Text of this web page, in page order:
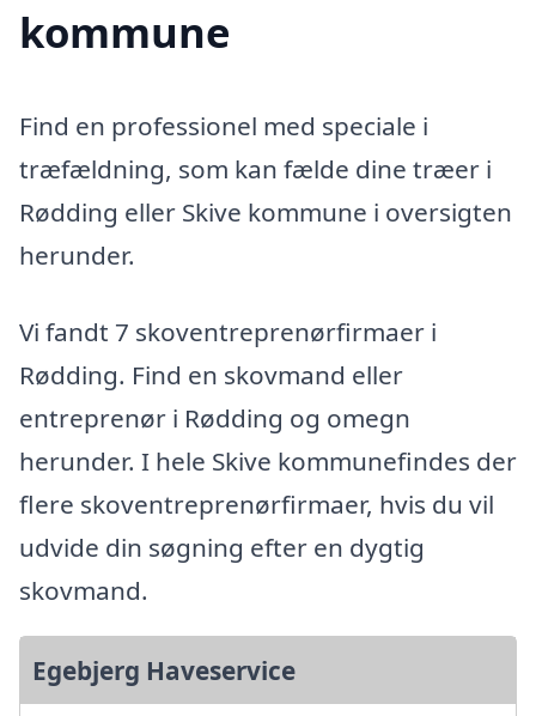
kommune
Find en professionel med speciale i
træfældning, som kan fælde dine træer i
Rødding eller Skive kommune i oversigten
herunder.
Vi fandt 7 skoventreprenørfirmaer i
Rødding. Find en skovmand eller
entreprenør i Rødding og omegn
herunder. I hele Skive kommunefindes der
flere skoventreprenørfirmaer, hvis du vil
udvide din søgning efter en dygtig
skovmand.
Egebjerg Haveservice